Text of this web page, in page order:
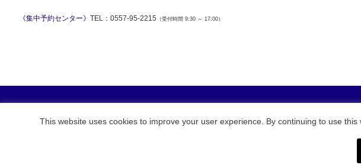
《集中予約センター》 TEL：0557-95-2215 （受付時間 9:30 ～ 17:00）
This website uses cookies to improve your user experience. By continuing to use